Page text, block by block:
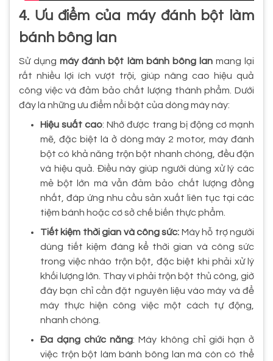
4. Ưu điểm của máy đánh bột làm
bánh bông lan
Sử dụngmáy đánh bột làm bánh bông lanmang lại
rất nhiều lợi ích vượt trội, giúp nâng cao hiệu quả
công việc và đảm bảo chất lượng thành phẩm. Dưới
đây là những ưu điểm nổi bật của dòng máy này:
Hiệu suất cao: Nhờ được trang bị động cơ mạnh
mẽ, đặc biệt là ở dòng máy 2 motor, máy đánh
bột có khả năng trộn bột nhanh chóng, đều đặn
và hiệu quả. Điều này giúp người dùng xử lý các
mẻ bột lớn mà vẫn đảm bảo chất lượng đồng
nhất, đáp ứng nhu cầu sản xuất liên tục tại các
tiệm bánh hoặc cơ sở chế biến thực phẩm.
Tiết kiệm thời gian và công sức: Máy hỗ trợ người
dùng tiết kiệm đáng kể thời gian và công sức
trong việc nhào trộn bột, đặc biệt khi phải xử lý
khối lượng lớn. Thay vì phải trộn bột thủ công, giờ
đây bạn chỉ cần đặt nguyên liệu vào máy và để
máy thực hiện công việc một cách tự động,
nhanh chóng.
Đa dạng chức năng: Máy không chỉ giới hạn ở
việc trộn bột làm bánh bông lan mà còn có thể